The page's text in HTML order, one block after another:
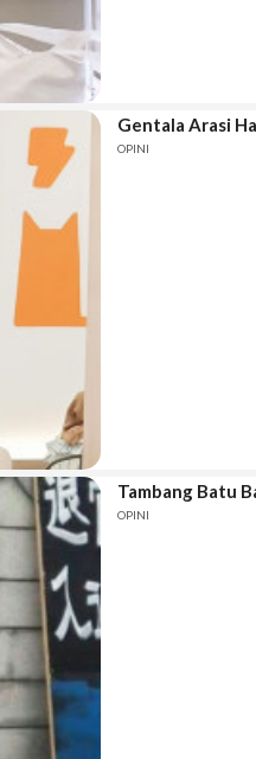
Gentala Arasi
OPINI
Tambang Batu
OPINI